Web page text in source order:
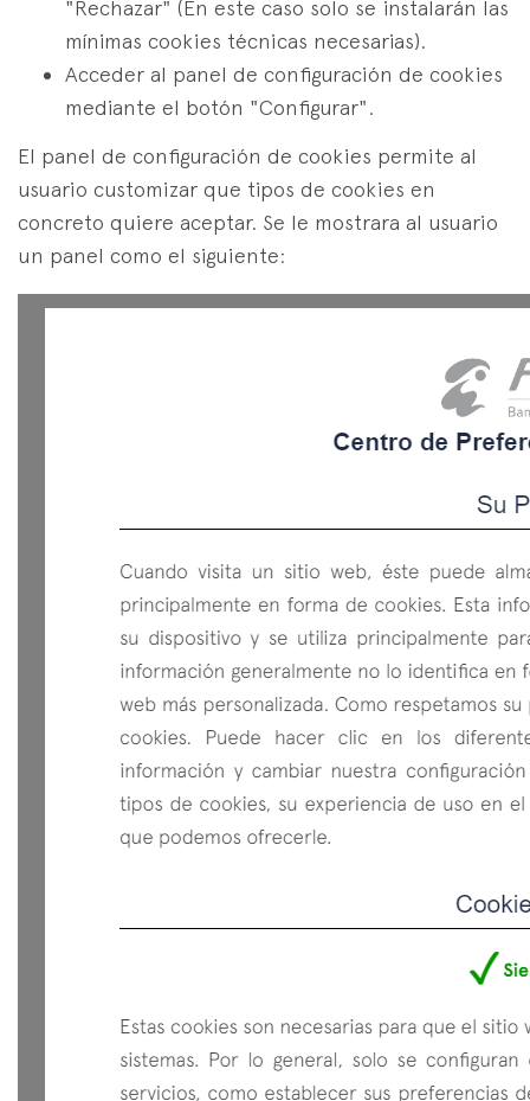
"Rechazar" (En este caso solo se instalarán las
mínimas cookies técnicas necesarias).
Acceder al panel de configuración de cookies
mediante el botón "Configurar".
El panel de configuración de cookies permite al
usuario customizar que tipos de cookies en
concreto quiere aceptar. Se le mostrara al usuario
un panel como el siguiente: